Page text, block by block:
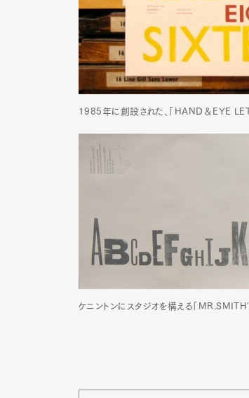
1985年に創設された、「HAND＆EYE
ケニントンにスタジオを構える「